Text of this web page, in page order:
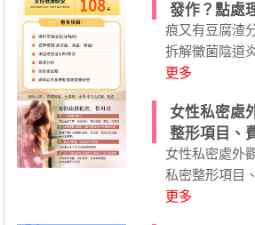
發作？點處
痕又有豆腐渣
拆解黴菌陰道
更多
女性私密處
整形項目、
女性私密處外
私密整形項目
更多